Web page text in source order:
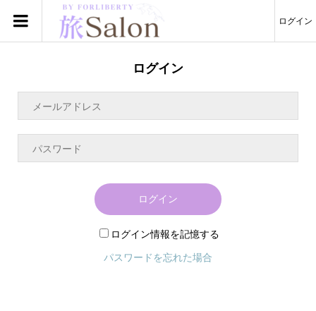
ログイン
ログイン
ログイン
ログイン情報を記憶する
パスワードを忘れた場合